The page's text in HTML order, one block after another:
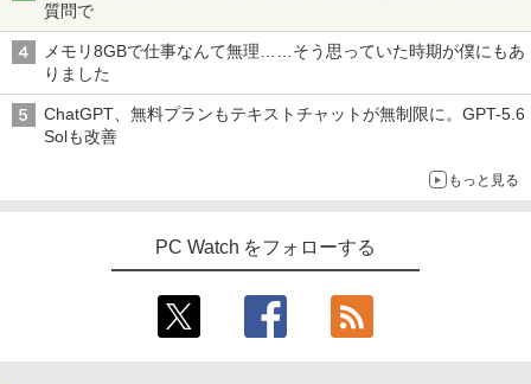
質問で
メモリ8GBで仕事なんて無理……そう思っていた時期が僕にもあ
りました
ChatGPT、無料プランもテキストチャットが無制限に。GPT-5.6
Solも改善
もっと見る
PC Watch をフォローする